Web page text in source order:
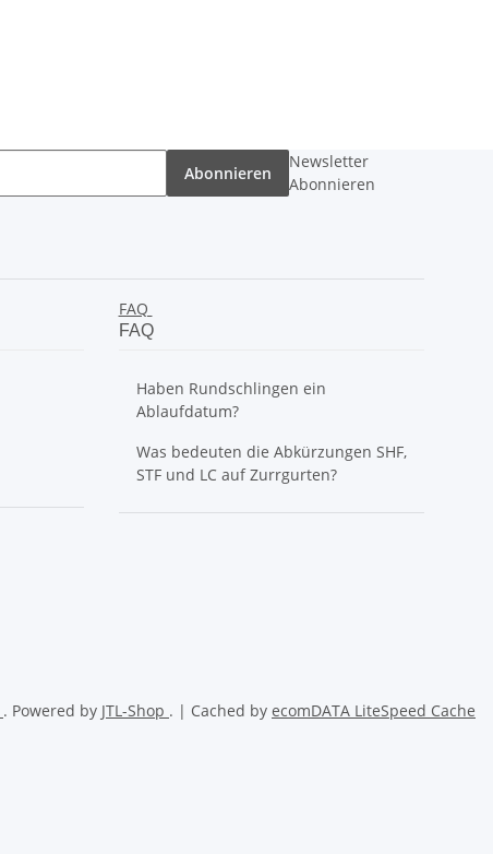
Abonnieren
Newsletter
Abonnieren
FAQ
FAQ
Haben Rundschlingen ein
Ablaufdatum?
Was bedeuten die Abkürzungen SHF,
STF und LC auf Zurrgurten?
. Powered by JTL-Shop . | Cached by ecomDATA LiteSpeed Cache